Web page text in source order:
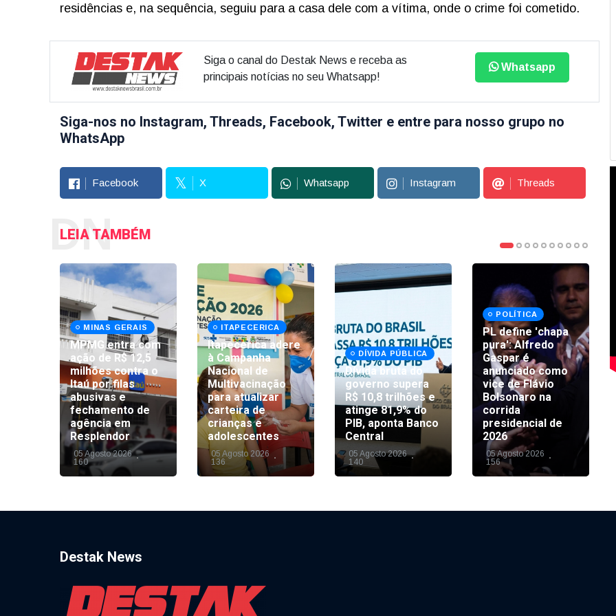
residências e, na sequência, seguiu para a casa dele com a vítima, onde o crime foi cometido.
Siga o canal do Destak News e receba as
principais notícias no seu Whatsapp!
Whatsapp
Siga-nos no Instagram, Threads, Facebook, Twitter e entre para nosso grupo no
WhatsApp
Facebook X Whatsapp Instagram Threads
LEIA TAMBÉM
DN
MINAS GERAIS
MPMG entra com
ação de R$ 12,5
milhões contra o
Itaú por filas
abusivas e
fechamento de
agência em
Resplendor
05 Agosto 2026
160
ITAPECERICA
Itapecerica adere
à Campanha
Nacional de
Multivacinação
para atualizar
carteira de
crianças e
adolescentes
05 Agosto 2026
136
DÍVIDA PÚBLICA
Dívida bruta do
governo supera
R$ 10,8 trilhões e
atinge 81,9% do
PIB, aponta Banco
Central
05 Agosto 2026
140
POLÍTICA
PL define 'chapa
pura': Alfredo
Gaspar é
anunciado como
vice de Flávio
Bolsonaro na
corrida
presidencial de
2026
05 Agosto 2026
156
Destak News